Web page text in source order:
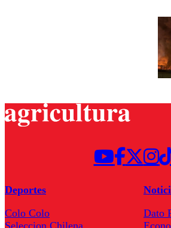
Deportes
Colo Colo
Dato